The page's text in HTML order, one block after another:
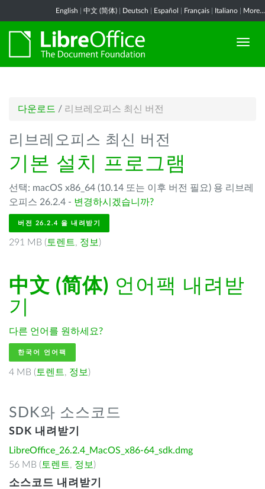
English 中文 (简体) Deutsch Español Français Italiano More...
다운로드 / 리브레오피스 최신 버전
리브레오피스 최신 버전
기본 설치 프로그램
선택: macOS x86_64 (10.14 또는 이후 버전 필요) 용 리브레
오피스 26.2.4 - 변경하시겠습니까?
버전 26.2.4 을 내려받기
291 MB ( 토렌트, 정보 )
中文 (简体) 언어팩 내려받
기
다른 언어를 원하세요?
한국어 언어팩
4 MB ( 토렌트, 정보 )
SDK와 소스코드
SDK 내려받기
LibreOffice_26.2.4_MacOS_x86-64_sdk.dmg
56 MB ( 토렌트, 정보 )
소스코드 내려받기